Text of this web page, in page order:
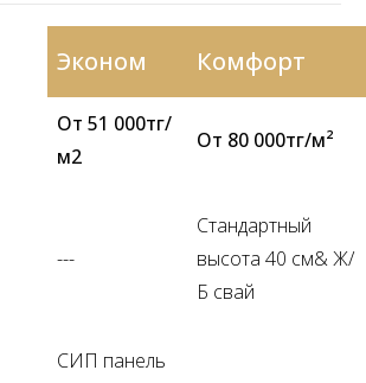
Эконом Комфорт
От 51 000тг/
м2
От 80 000тг/м²
---
Стандартный
высота 40 см& Ж/
Б свай
СИП панель